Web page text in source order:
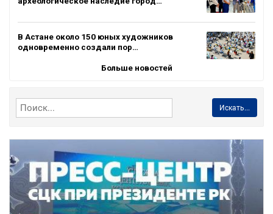
В Астане около 150 юных художников
одновременно создали пор…
Больше новостей
Искать...